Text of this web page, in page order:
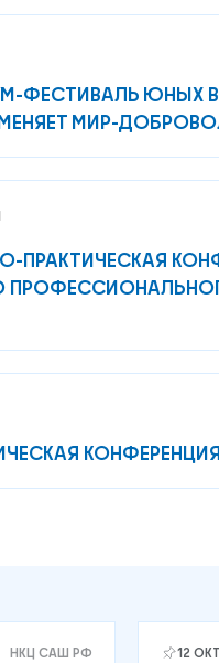
ФЕСТИВАЛЬ ЮНЫХ
МИР-
ПРАКТИЧЕСКАЯ
НКЦ САШ РФ 12 ОКТ